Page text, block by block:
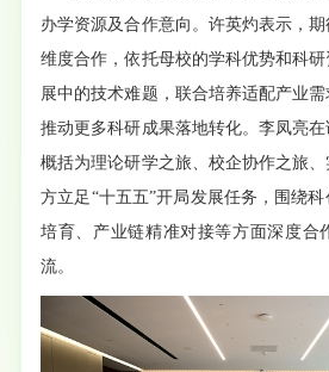
办学资源及合作意向。许英灼表示，
维度合作，依托母校的学科优势和科
展中的技术难题，联合培养适配产业需
推动更多科研成果落地转化。李凤亮
概括为理论研学之旅、校企协作之旅
方立足“十五五”开局发展任务，围绕
培育、产业链精准对接等方面深度合
流。